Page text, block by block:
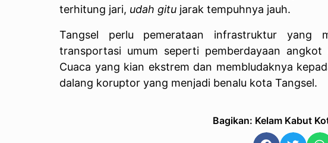
terhitung jari, udah gitu jarak tempuhnya jauh.
Tangsel perlu pemerataan infrastruktur yang
transportasi umum seperti pemberdayaan
Cuaca yang kian ekstrem dan membludaknya
dalang koruptor yang menjadi benalu kota Tangsel.
Bagikan: Kelam Kabut